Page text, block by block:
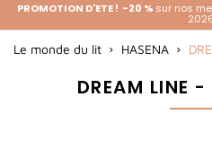
PROMOTION D'ETE ! -20 % sur nos
Le monde du lit HASENA
DREAM LINE